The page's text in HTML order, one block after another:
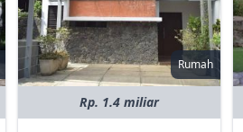
Rumah
Rp. 1.4 miliar